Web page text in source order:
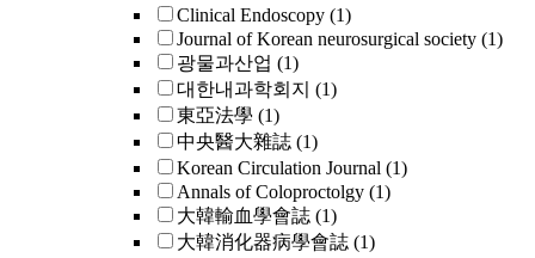
Clinical Endoscopy (1)
Journal of Korean neurosurgical society (1)
광물과산업 (1)
대한내과학회지 (1)
東亞法學 (1)
中央醫大雜誌 (1)
Korean Circulation Journal (1)
Annals of Coloproctolgy (1)
大韓輸血學會誌 (1)
大韓消化器病學會誌 (1)